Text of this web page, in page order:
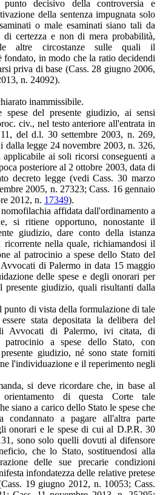
decisivo della controversia e
della sentenza impugnata solo
o male esaminati siano tali da
certezza e non di mera probabilità,
altre circostanze sulle quali il
in modo che la ratio decidendi
priva di base (Cass. 28 giugno 2006,
n. 24092).
inammissibile.
del presente giudizio, ai sensi
civ., nel testo anteriore all'entrata in
del d.l. 30 settembre 2003, n. 269,
legge 24 novembre 2003, n. 326,
ai soli ricorsi conseguenti a
posteriore al 2 ottobre 2003, data di
decreto legge (vedi Cass. 30 marzo
2005, n. 27323; Cass. 16 gennaio
2012, n. 17349).
affidata dall'ordinamento a
si ritiene opportuno, nonostante il
giudizio, dare conto della istanza
ricorrente nella quale, richiamandosi il
al patrocinio a spese dello Stato del
di Palermo in data 15 maggio
delle spese e degli onorari per
presente giudizio, quali risultanti dalla
punto di vista della formulazione di tale
stata depositata la delibera del
Avvocati di Palermo, ivi citata, di
a spese dello Stato, con
giudizio, né sono state forniti
l'individuazione e il reperimento negli
si deve ricordare che, in base al
di questa Corte tale
siano a carico dello Stato le spese che
condannato a pagare all'altra parte
onorari e le spese di cui al D.P.R. 30
sono solo quelli dovuti al difensore
che lo Stato, sostituendosi alla
delle sue precarie condizioni
infondatezza delle relative pretese
19 giugno 2012, n. 10053; Cass.